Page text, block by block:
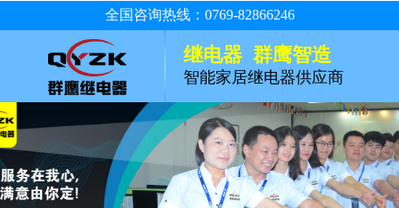
全国咨询热线：0769-82866246
继电器 群鹰智造
智能家居继电器供应商